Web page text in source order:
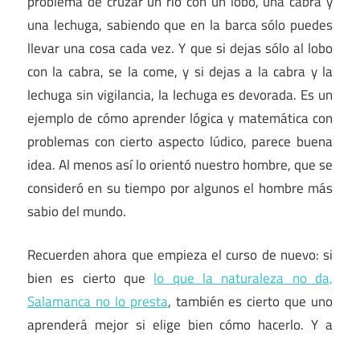
una lechuga, sabiendo que en la barca sólo puedes
llevar una cosa cada vez. Y que si dejas sólo al lobo
con la cabra, se la come, y si dejas a la cabra y la
lechuga sin vigilancia, la lechuga es devorada. Es un
ejemplo de cómo aprender lógica y matemática con
problemas con cierto aspecto lúdico, parece buena
idea. Al menos así lo orientó nuestro hombre, que se
consideró en su tiempo por algunos el hombre más
sabio del mundo.
Recuerden ahora que empieza el curso de nuevo: si
bien es cierto quelo que la naturaleza no da,
Salamanca no lo presta, también es cierto que uno
aprenderá mejor si elige bien cómo hacerlo. Y a